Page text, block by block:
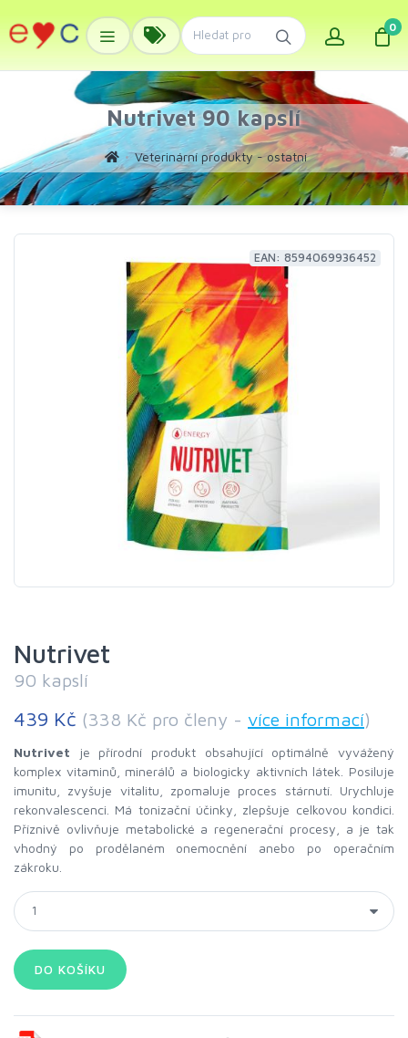
0
Nutrivet 90 kapslí
Veterinární produkty - ostatní
EAN: 8594069936452
Nutrivet
90 kapslí
439 Kč (338 Kč pro členy - více informací)
Nutrivet je přírodní produkt obsahující optimálně vyvážený
komplex vitaminů, minerálů a biologicky aktivních látek. Posiluje
imunitu, zvyšuje vitalitu, zpomaluje proces stárnutí. Urychluje
rekonvalescenci. Má tonizační účinky, zlepšuje celkovou kondici.
Příznivě ovlivňuje metabolické a regenerační procesy, a je tak
vhodný po prodělaném onemocnění anebo po operačním
zákroku.